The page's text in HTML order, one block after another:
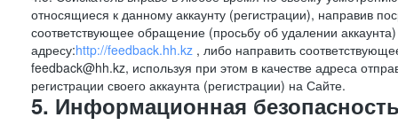
относящиеся к данному аккаунту (регистрации), направив
соответствующее обращение (просьбу об удалении
адресу:http://feedback.hh.kz , либо направить
feedback@hh.kz, используя при этом в качестве адреса
регистрации своего аккаунта (регистрации) на Сайте.
5. Информационная